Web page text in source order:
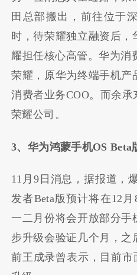
田总部搬出，前往位于
时，待荣耀独立融资后
耀担任核心高管。华为消
荣耀，原华为终端手机产
消费者业务COO。而余
荣耀公司。
3、华为鸿蒙手机OS Beta
11月9日消息，据报道，
发者Beta版预计将在12
一二月份将会开放部分手
步升级会验证几个月，
前王成录曾表示，目前市